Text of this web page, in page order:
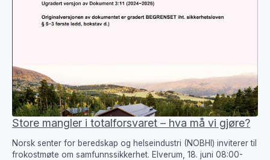
Store mangler i totalforsvaret – hva må vi gjøre?
Norsk senter for beredskap og helseindustri (NOBHI) inviterer til
frokostmøte om samfunnssikkerhet. Elverum, 18. juni 08:00-